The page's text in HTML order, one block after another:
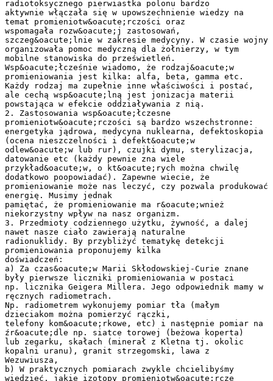
radiotoksycznego pierwiastka polonu bardzo
aktywnie włączała się w upowszechnienie wiedzy na
temat promieniotw&oacute;rczości oraz
wspomagała rozw&oacute;j zastosowań,
szczeg&oacute;lnie w zakresie medycyny. W czasie wojny
organizowała pomoc medyczną dla żołnierzy, w tym
mobilne stanowiska do prześwietleń.
Wsp&oacute;łcześnie wiadomo, że rodzaj&oacute;w
promieniowania jest kilka: alfa, beta, gamma etc.
Każdy rodzaj ma zupełnie inne właściwości i postać,
ale cechą wsp&oacute;lną jest jonizacja materii
powstająca w efekcie oddziaływania z nią.
2. Zastosowania wsp&oacute;łczesne
promieniotw&oacute;rczości są bardzo wszechstronne:
energetyka jądrowa, medycyna nuklearna, defektoskopia
(ocena nieszczelności i defekt&oacute;w
odlew&oacute;w lub rur), czujki dymu, sterylizacja,
datowanie etc (każdy pewnie zna wiele
przykład&oacute;w, o kt&oacute;rych można chwilę
dodatkowo poopowiadać). Zapewne wiecie, że
promieniowanie może nas leczyć, czy pozwala produkować
energię. Musimy jednak
pamiętać, że promieniowanie ma r&oacute;wnież
niekorzystny wpływ na nasz organizm.
3. Przedmioty codziennego użytku, żywność, a dalej
nawet nasze ciało zawierają naturalne
radionuklidy. By przybliżyć tematykę detekcji
promieniowania proponujemy kilka
doświadczeń:
a) Za czas&oacute;w Marii Skłodowskiej-Curie znane
były pierwsze liczniki promieniowania w postaci
np. licznika Geigera Millera. Jego odpowiednik mamy w
ręcznych radiometrach.
Np. radiometrem wykonujemy pomiar tła (małym
dzieciakom można pomierzyć rączki,
telefony kom&oacute;rkowe, etc) i następnie pomiar na
źr&oacute;dle np. siatce torowej (beżowa koperta)
lub zegarku, skałach (minerał z Kletna tj. okolic
kopalni uranu), granit strzegomski, lawa z
Wezuwiusza,
b) W praktycznych pomiarach zwykle chcielibyśmy
wiedzieć, jakie izotopy promieniotw&oacute;rcze